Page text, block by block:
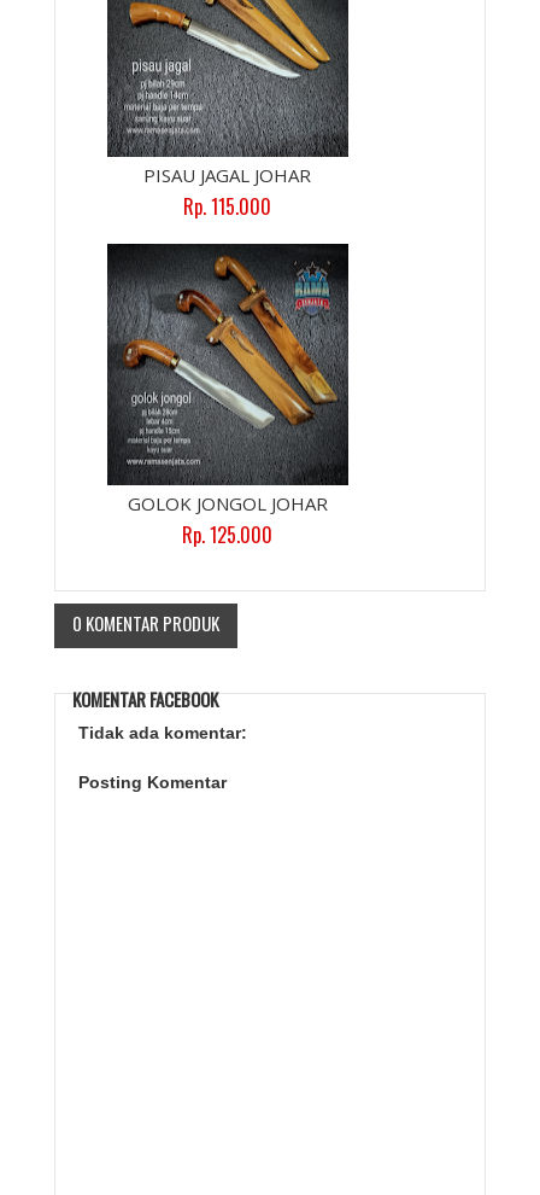
PISAU JAGAL JOHAR
Rp. 115.000
GOLOK JONGOL JOHAR
Rp. 125.000
0 KOMENTAR PRODUK
KOMENTAR FACEBOOK
Tidak ada komentar:
Posting Komentar